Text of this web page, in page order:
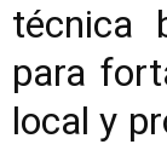
técnica
para
local y